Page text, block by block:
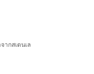
ากสเตนเล